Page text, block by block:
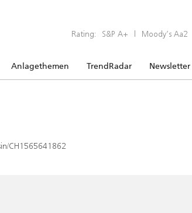
Rating: S&P A+ | Moody’s Aa2
Anlagethemen TrendRadar Newsletter
CH1565641862